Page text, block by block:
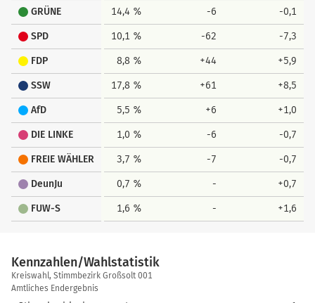
GRÜNE 14,4 % -6 -0,1
SPD 10,1 % -62 -7,3
FDP 8,8 % +44 +5,9
SSW 17,8 % +61 +8,5
AfD 5,5 % +6 +1,0
DIE LINKE 1,0 % -6 -0,7
FREIE WÄHLER 3,7 % -7 -0,7
DeunJu 0,7 % - +0,7
FUW-S 1,6 % - +1,6
Kennzahlen/Wahlstatistik
Kennzahlen/Wahlstatistik
Kreiswahl, Stimmbezirk Großsolt 001
Amtliches Endergebnis